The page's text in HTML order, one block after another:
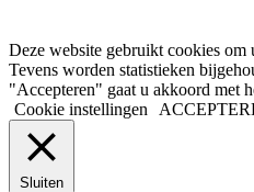
Deze website gebruikt cookies om
Tevens worden statistieken
"Accepteren" gaat u akkoord met
Cookie instellingen
Sluiten